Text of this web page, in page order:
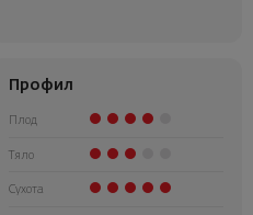
Профил
Плод
Тяло
Сухота